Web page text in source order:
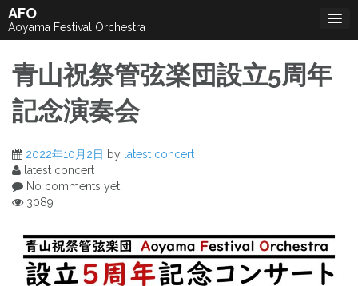
Skip
content
AFO
Aoyama Festival Orchestra
青山祝祭管弦楽団設立5周年
記念演奏会
2022年10月2日 by latest concert
latest concert
No comments yet
3089